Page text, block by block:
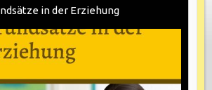
in der Erziehung